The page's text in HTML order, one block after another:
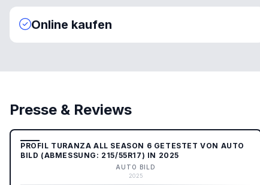
Online kaufen
Presse & Reviews
PROFIL TURANZA ALL SEASON 6 GETESTET VON AUTO
BILD (ABMESSUNG: 215/55R17) IN 2025
AUTO BILD
2025